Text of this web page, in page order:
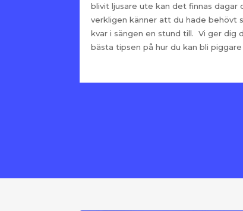
blivit ljusare ute kan det finnas dagar
verkligen känner att du hade behövt
kvar i sängen en stund till. Vi ger dig
bästa tipsen på hur du kan bli piggare